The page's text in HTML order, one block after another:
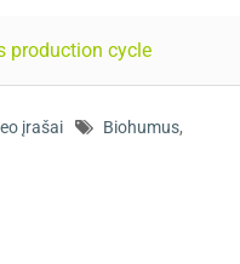
production cycle
įrašai Biohumus,